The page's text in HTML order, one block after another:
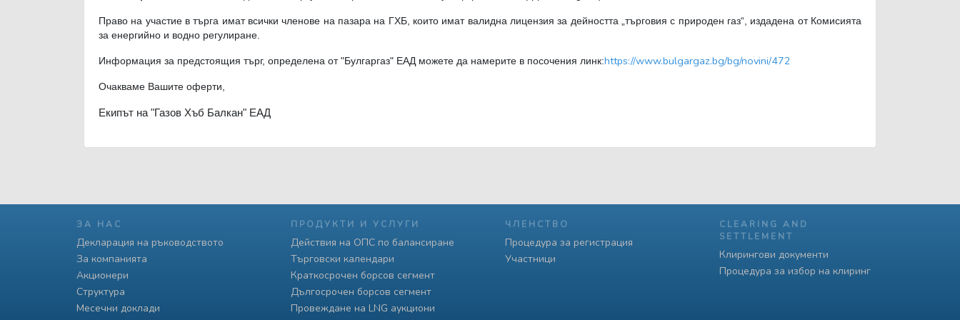
Право на участие в търга имат всички членове на пазара на ГХБ, които имат валидна лицензия за дейността „търговия с природен газ“, издадена от Комисията
за енергийно и водно регулиране.
Информация за предстоящия търг, определена от "Булгаргаз" ЕАД можете да намерите в посочения линк:https://www.bulgargaz.bg/bg/novini/472
Очакваме Вашите оферти,
Екипът на "Газов Хъб Балкан" ЕАД
ЗА НАС
Декларация на ръководството
За компанията
Акционери
Структура
Месечни доклади
ПРОДУКТИ И УСЛУГИ
Действия на ОПС по балансиране
Търговски календари
Краткосрочен борсов сегмент
Дългосрочен борсов сегмент
Провеждане на LNG аукциони
ЧЛЕНСТВО
Процедура за регистрация
Участници
CLEARING AND
SETTLEMENT
Клирингови документи
Процедура за избор на клиринг